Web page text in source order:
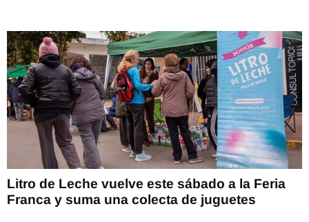
Litro de Leche vuelve este sábado a la Feria
Franca y suma una colecta de juguetes